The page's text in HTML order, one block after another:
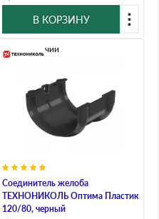
В КОРЗИНУ
Соединитель желоба
ТЕХНОНИКОЛЬ Оптима Пластик
120/80, черный
В наличии